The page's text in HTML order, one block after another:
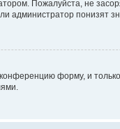
Пожалуйста, не
администратор понизят
форму, и